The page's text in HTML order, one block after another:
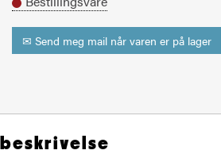
✉ Send meg mail når varen er på lager
beskrivelse